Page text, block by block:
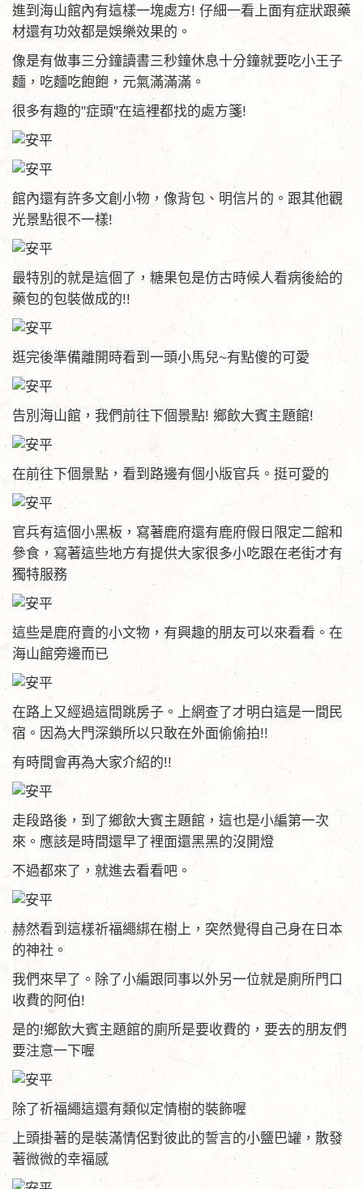
進到海山館內有這樣一塊處方! 仔細一看上面有症狀跟藥
材還有功效都是娛樂效果的。
像是有做事三分鐘讀書三秒鐘休息十分鐘就要吃小王子
麵，吃麵吃飽飽，元氣滿滿滿。
很多有趣的"症頭"在這裡都找的處方箋!
館內還有許多文創小物，像背包、明信片的。跟其他觀
光景點很不一樣!
最特別的就是這個了，糖果包是仿古時候人看病後給的
藥包的包裝做成的!!
逛完後準備離開時看到一頭小馬兒~有點傻的可愛
告別海山館，我們前往下個景點! 鄉飲大賓主題館!
在前往下個景點，看到路邊有個小版官兵。挺可愛的
官兵有這個小黑板，寫著鹿府還有鹿府假日限定二館和
參食，寫著這些地方有提供大家很多小吃跟在老街才有
獨特服務
這些是鹿府賣的小文物，有興趣的朋友可以來看看。在
海山館旁邊而已
在路上又經過這間跳房子。上網查了才明白這是一間民
宿。因為大門深鎖所以只敢在外面偷偷拍!!
有時間會再為大家介紹的!!
走段路後，到了鄉飲大賓主題館，這也是小編第一次
來。應該是時間還早了裡面還黑黑的沒開燈
不過都來了，就進去看看吧。
赫然看到這樣祈福繩綁在樹上，突然覺得自己身在日本
的神社。
我們來早了。除了小編跟同事以外另一位就是廁所門口
收費的阿伯!
是的!鄉飲大賓主題館的廁所是要收費的，要去的朋友們
要注意一下喔
除了祈福繩這還有類似定情樹的裝飾喔
上頭掛著的是裝滿情侶對彼此的誓言的小鹽巴罐，散發
著微微的幸福感